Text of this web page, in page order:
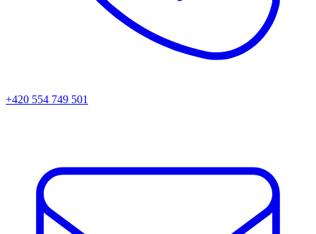
+420 554 749 501